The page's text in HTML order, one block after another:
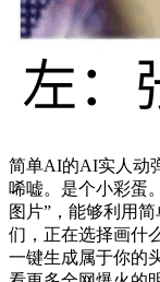
简单AI的AI实人动
唏嘘。是个小彩蛋
图片”，能够利用
们，正在选择画什
一键生成属于你的